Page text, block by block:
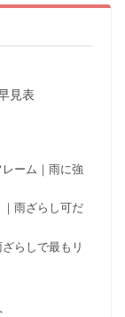
見表
ーム｜雨に強
雨ざらし可だ
らしで最もリ